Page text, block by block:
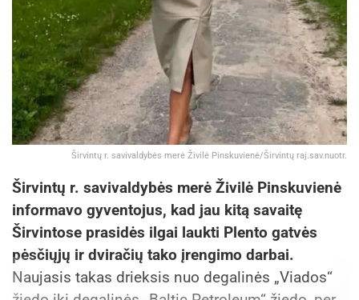
Širvintų r. savivaldybės merė Živilė Pinskuvienė/Širvintų raj.sav.nuotr.
Širvintų r. savivaldybės merė Živilė Pinskuvienė
informavo gyventojus, kad jau kitą savaitę
Širvintose prasidės ilgai laukti Plento gatvės
pėsčiųjų ir dviračių tako įrengimo darbai.
Naujasis takas drieksis nuo degalinės „Viados“